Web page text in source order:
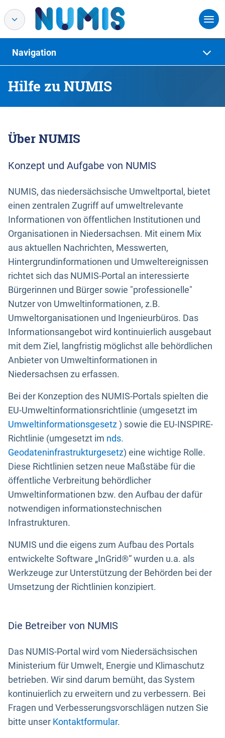
Hilfe zu NUMIS
Navigation
Über NUMIS
Konzept und Aufgabe von NUMIS
NUMIS, das niedersächsische Umweltportal, bietet
einen zentralen Zugriff auf umweltrelevante
Informationen von öffentlichen Institutionen und
Organisationen in Niedersachsen. Mit einem Mix
aus aktuellen Nachrichten, Messwerten,
Hintergrundinformationen und Umweltereignissen
richtet sich das NUMIS-Portal an interessierte
Bürgerinnen und Bürger sowie "professionelle"
Nutzer von Umweltinformationen, z.B.
Umweltorganisationen und Ingenieurbüros. Das
Informationsangebot wird kontinuierlich ausgebaut
mit dem Ziel, langfristig möglichst alle behördlichen
Anbieter von Umweltinformationen in
Niedersachsen zu erfassen.
Bei der Konzeption des NUMIS-Portals spielten die
EU-Umweltinformationsrichtlinie (umgesetzt im
Umweltinformationsgesetz) sowie die EU-INSPIRE-
Richtlinie (umgesetzt im nds.
Geodateninfrastrukturgesetz) eine wichtige Rolle.
Diese Richtlinien setzen neue Maßstäbe für die
öffentliche Verbreitung behördlicher
Umweltinformationen bzw. den Aufbau der dafür
notwendigen informationstechnischen
Infrastrukturen.
NUMIS und die eigens zum Aufbau des Portals
entwickelte Software „InGrid®“ wurden u.a. als
Werkzeuge zur Unterstützung der Behörden bei der
Umsetzung der Richtlinien konzipiert.
Die Betreiber von NUMIS
Das NUMIS-Portal wird vom Niedersächsischen
Ministerium für Umwelt, Energie und Klimaschutz
betrieben. Wir sind darum bemüht, das System
kontinuierlich zu erweitern und zu verbessern. Bei
Fragen und Verbesserungsvorschlägen nutzen Sie
bitte unser Kontaktformular.